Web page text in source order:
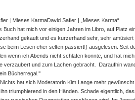
David Safier
| „Mieses Karma“
Buch hat mich vor einigen Jahren im Libro, auf Platz
gekauft und es kurzerhand sehr, sehr
beim Lesen eher selten passiert!) ausgelesen. Seit
wenn ich Abends nicht schlafen konnte, und hat
verzaubert und zum Lachen gebracht. Daraufhin
Bücherregal."
Nichts hat sich Moderatorin Kim Lange mehr
triumphierend in den Händen. Schade eigentlich,